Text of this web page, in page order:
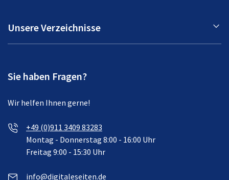
Unsere Verzeichnisse
Sie haben Fragen?
Wir helfen Ihnen gerne!
+49 (0)911 3409 83283
Montag - Donnerstag 8:00 - 16:00 Uhr
Freitag 9:00 - 15:30 Uhr
info@digitaleseiten.de